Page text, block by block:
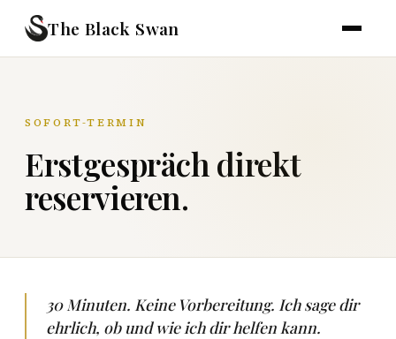
The Black Swan
SOFORT-TERMIN
Erstgespräch direkt
reservieren.
30 Minuten. Keine Vorbereitung. Ich sage dir
ehrlich, ob und wie ich dir helfen kann.